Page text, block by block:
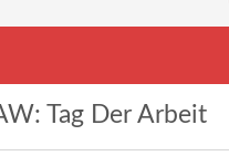
Tag Der Arbeit